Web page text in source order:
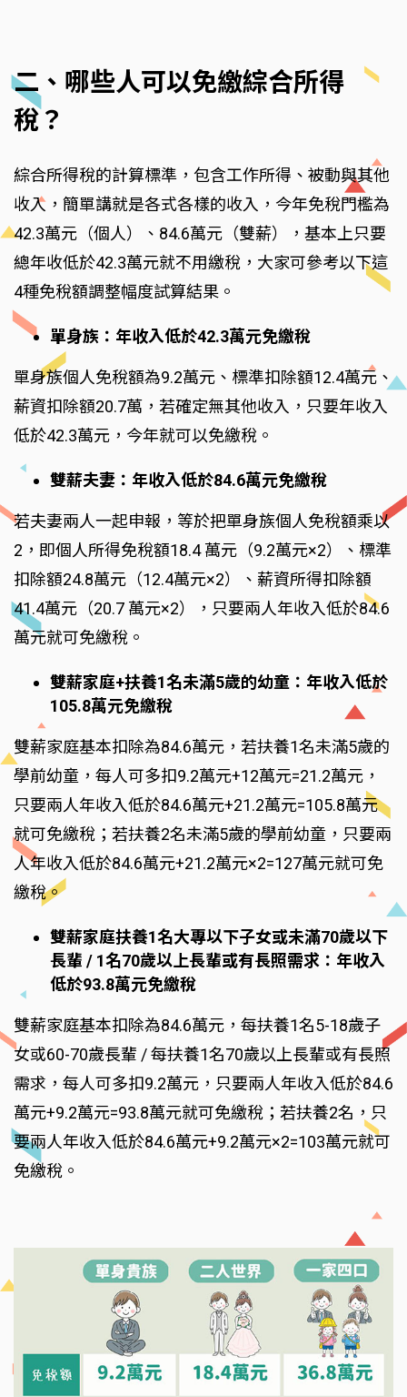
二、哪些人可以免繳綜合所得
稅？
綜合所得稅的計算標準，包含工作所得、被動與其他
收入，簡單講就是各式各樣的收入，今年免稅門檻為
42.3萬元（個人）、84.6萬元（雙薪），基本上只要
總年收低於42.3萬元就不用繳稅，大家可參考以下這
4種免稅額調整幅度試算結果。
單身族：年收入低於42.3萬元免繳稅
單身族個人免稅額為9.2萬元、標準扣除額12.4萬元、
薪資扣除額20.7萬，若確定無其他收入，只要年收入
低於42.3萬元，今年就可以免繳稅。
雙薪夫妻：年收入低於84.6萬元免繳稅
若夫妻兩人一起申報，等於把單身族個人免稅額乘以
2，即個人所得免稅額18.4 萬元（9.2萬元×2）、標準
扣除額24.8萬元（12.4萬元×2）、薪資所得扣除額
41.4萬元（20.7 萬元×2），只要兩人年收入低於84.6
萬元就可免繳稅。
雙薪家庭+扶養1名未滿5歲的幼童：年收入低於
105.8萬元免繳稅
雙薪家庭基本扣除為84.6萬元，若扶養1名未滿5歲的
學前幼童，每人可多扣9.2萬元+12萬元=21.2萬元，
只要兩人年收入低於84.6萬元+21.2萬元=105.8萬元
就可免繳稅；若扶養2名未滿5歲的學前幼童，只要兩
人年收入低於84.6萬元+21.2萬元×2=127萬元就可免
繳稅。
雙薪家庭扶養1名大專以下子女或未滿70歲以下
長輩 / 1名70歲以上長輩或有長照需求：年收入
低於93.8萬元免繳稅
雙薪家庭基本扣除為84.6萬元，每扶養1名5-18歲子
女或60-70歲長輩 / 每扶養1名70歲以上長輩或有長照
需求，每人可多扣9.2萬元，只要兩人年收入低於84.6
萬元+9.2萬元=93.8萬元就可免繳稅；若扶養2名，只
要兩人年收入低於84.6萬元+9.2萬元×2=103萬元就可
免繳稅。